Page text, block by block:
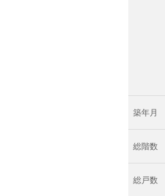
築年月
総階数
総戸数